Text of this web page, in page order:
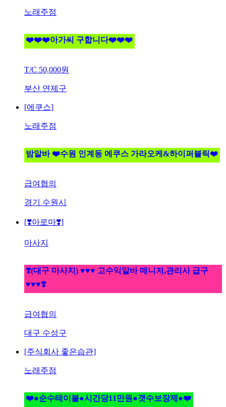
노래주점
❤️❤️❤️아가씨 구합니다❤️❤️❤️
T/C 50,000원
부산 연제구
[에쿠스]
노래주점
밤알바 ❤️수원 인계동 에쿠스 가라오케&하이퍼블릭❤️
급여협의
경기 수원시
[❣️아로마❣️]
마사지
❣️(대구 마사지) ♥♥♥ 고수익알바 매니저,관리사 급구
♥♥♥❣️
급여협의
대구 수성구
[주식회사 좋은습관]
노래주점
❤️●순수테이블●시간당11만원●갯수보장제●❤️